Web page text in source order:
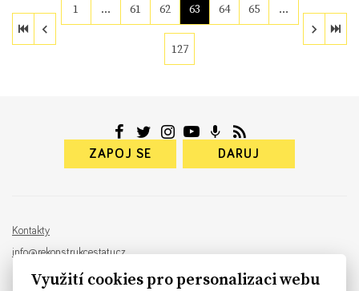
1 … 61 62 63 64 65 …
127
ZAPOJ SE DARUJ
Kontakty
info@rekonstrukcestatu.cz
Návrh a vývoj: Sinfin , ilustrace:
Využití cookies pro personalizaci webu